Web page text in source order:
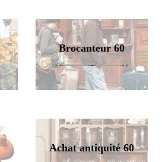
Brocanteur 60
Achat antiquité 60